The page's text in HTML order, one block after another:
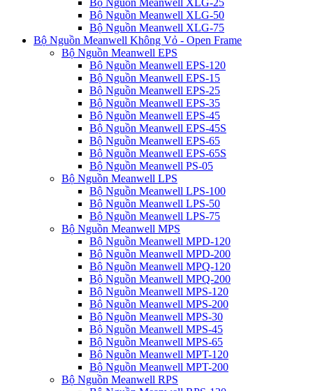
Bộ Nguồn Meanwell XLG-50
Bộ Nguồn Meanwell XLG-75
Bộ Nguồn Meanwell Không Vỏ - Open Frame
Bộ Nguồn Meanwell EPS
Bộ Nguồn Meanwell EPS-120
Bộ Nguồn Meanwell EPS-15
Bộ Nguồn Meanwell EPS-25
Bộ Nguồn Meanwell EPS-35
Bộ Nguồn Meanwell EPS-45
Bộ Nguồn Meanwell EPS-45S
Bộ Nguồn Meanwell EPS-65
Bộ Nguồn Meanwell EPS-65S
Bộ Nguồn Meanwell PS-05
Bộ Nguồn Meanwell LPS
Bộ Nguồn Meanwell LPS-100
Bộ Nguồn Meanwell LPS-50
Bộ Nguồn Meanwell LPS-75
Bộ Nguồn Meanwell MPS
Bộ Nguồn Meanwell MPD-120
Bộ Nguồn Meanwell MPD-200
Bộ Nguồn Meanwell MPQ-120
Bộ Nguồn Meanwell MPQ-200
Bộ Nguồn Meanwell MPS-120
Bộ Nguồn Meanwell MPS-200
Bộ Nguồn Meanwell MPS-30
Bộ Nguồn Meanwell MPS-45
Bộ Nguồn Meanwell MPS-65
Bộ Nguồn Meanwell MPT-120
Bộ Nguồn Meanwell MPT-200
Bộ Nguồn Meanwell RPS